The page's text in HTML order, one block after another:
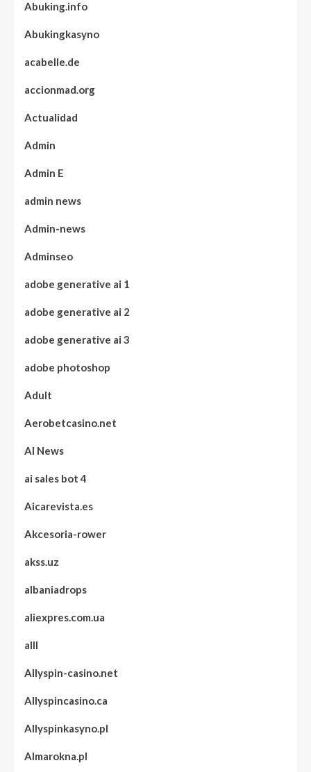
Abuking.info
Abukingkasyno
acabelle.de
accionmad.org
Actualidad
Admin
Admin E
admin news
Admin-news
Adminseo
adobe generative ai 1
adobe generative ai 2
adobe generative ai 3
adobe photoshop
Adult
Aerobetcasino.net
AI News
ai sales bot 4
Aicarevista.es
Akcesoria-rower
akss.uz
albaniadrops
aliexpres.com.ua
alll
Allyspin-casino.net
Allyspincasino.ca
Allyspinkasyno.pl
Almarokna.pl